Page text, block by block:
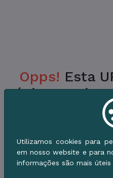
Opps! Esta
Página
Verifique a URL ou
Menu
Utilizamos cookies para
em nosso website e para
informações são mais